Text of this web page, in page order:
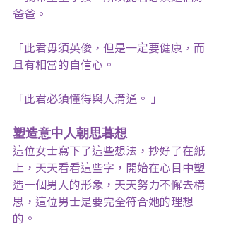
爸爸。
「此君毋須英俊，但是一定要健康，而
且有相當的自信心。
「此君必須懂得與人溝通。 」
塑造意中人朝思暮想
這位女士寫下了這些想法，抄好了在紙
上，天天看看這些字，開始在心目中塑
造一個男人的形象，天天努力不懈去構
思，這位男士是要完全符合她的理想
的。